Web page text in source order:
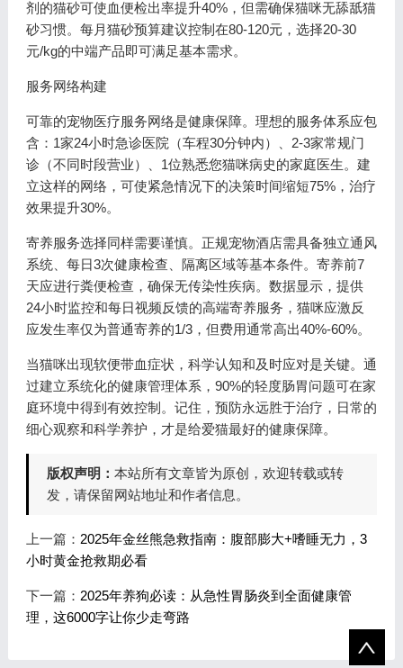
剂的猫砂可使血便检出率提升40%，但需确保猫咪无舔舐猫
砂习惯。每月猫砂预算建议控制在80-120元，选择20-30
元/kg的中端产品即可满足基本需求。
服务网络构建
可靠的宠物医疗服务网络是健康保障。理想的服务体系应包
含：1家24小时急诊医院（车程30分钟内）、2-3家常规门
诊（不同时段营业）、1位熟悉您猫咪病史的家庭医生。建
立这样的网络，可使紧急情况下的决策时间缩短75%，治疗
效果提升30%。
寄养服务选择同样需要谨慎。正规宠物酒店需具备独立通风
系统、每日3次健康检查、隔离区域等基本条件。寄养前7
天应进行粪便检查，确保无传染性疾病。数据显示，提供
24小时监控和每日视频反馈的高端寄养服务，猫咪应激反
应发生率仅为普通寄养的1/3，但费用通常高出40%-60%。
当猫咪出现软便带血症状，科学认知和及时应对是关键。通
过建立系统化的健康管理体系，90%的轻度肠胃问题可在家
庭环境中得到有效控制。记住，预防永远胜于治疗，日常的
细心观察和科学养护，才是给爱猫最好的健康保障。
版权声明： 本站所有文章皆为原创，欢迎转载或转
发，请保留网站地址和作者信息。
上一篇： 2025年金丝熊急救指南：腹部膨大+嗜睡无力，3
小时黄金抢救期必看
下一篇： 2025年养狗必读：从急性胃肠炎到全面健康管
理，这6000字让你少走弯路